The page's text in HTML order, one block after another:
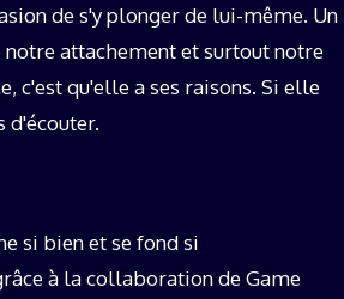
de s'y plonger de lui-même. Un
attachement et surtout notre
c'est qu'elle a ses raisons. Si elle
d'écouter.
si bien et se fond si
à la collaboration de Game